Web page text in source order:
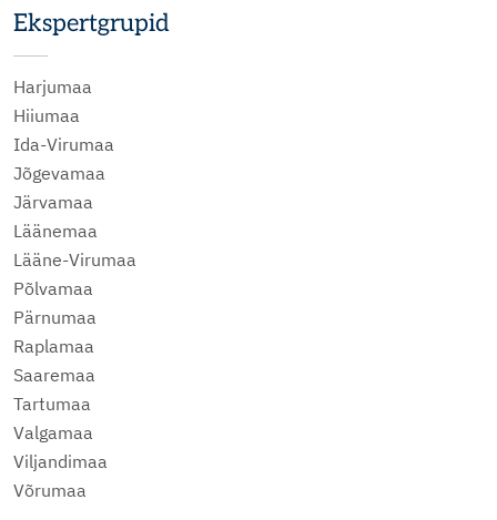
Ekspertgrupid
Harjumaa
Hiiumaa
Ida-Virumaa
Jõgevamaa
Järvamaa
Läänemaa
Lääne-Virumaa
Põlvamaa
Pärnumaa
Raplamaa
Saaremaa
Tartumaa
Valgamaa
Viljandimaa
Võrumaa